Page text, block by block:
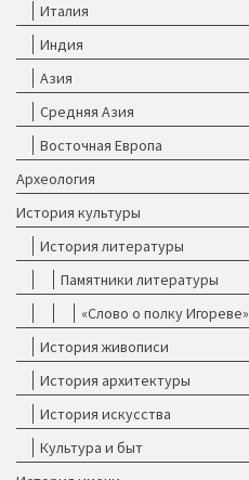
Италия
Индия
Азия
Средняя Азия
Восточная Европа
Археология
История культуры
История литературы
Памятники литературы
«Слово о полку Игореве»
История живописи
История архитектуры
История искусства
Культура и быт